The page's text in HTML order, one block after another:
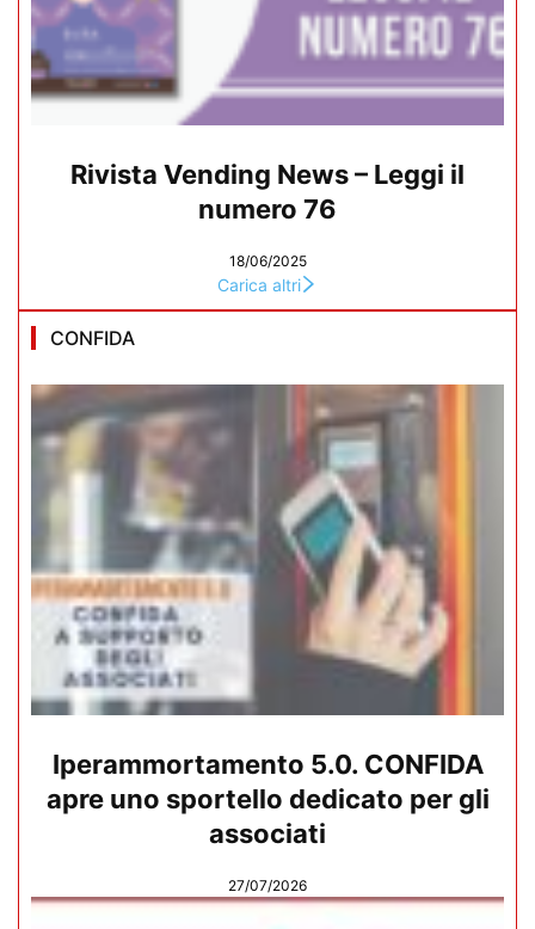
Rivista Vending News – Leggi il
numero 76
18/06/2025
Carica altri
CONFIDA
Iperammortamento 5.0. CONFIDA
apre uno sportello dedicato per gli
associati
27/07/2026